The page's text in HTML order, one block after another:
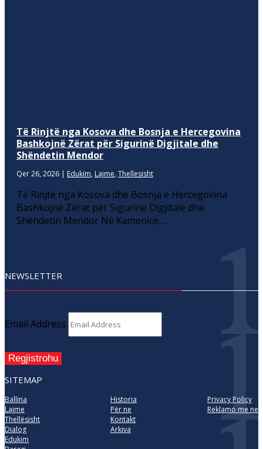
Të Rinjtë nga Kosova dhe Bosnja e Hercegovina
Bashkojnë Zërat për Sigurinë Digjitale dhe
Shëndetin Mendor
Qer 26, 2026 | Edukim, Lajme, Thellesisht
Të Rinjtë nga Kosova dhe Bosnja e Hercegovina
Bashkojnë Zërat për Sigurinë Digjitale dhe
Shëndetin Mendor Në Kamenicë,...
NEWSLETTER
Email Address
Regjistrohu
SITEMAP
Ballina
Lajme
Thellësisht
Dialog
Edukim
Historia
Për ne
Kontakt
Arkiva
Privacy Policy
Reklamo me ne